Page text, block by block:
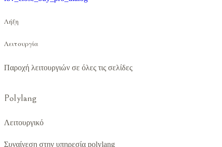
Λήξη
Λειτουργία
Παροχή λειτουργιών σε όλες τις σελίδες
Polylang
Λειτουργικό
Συναίνεση στην υπηρεσία polylang